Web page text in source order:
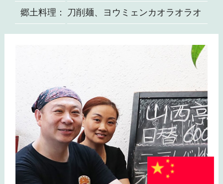
郷土料理： 刀削麺、ヨウミェンカオラオラオ